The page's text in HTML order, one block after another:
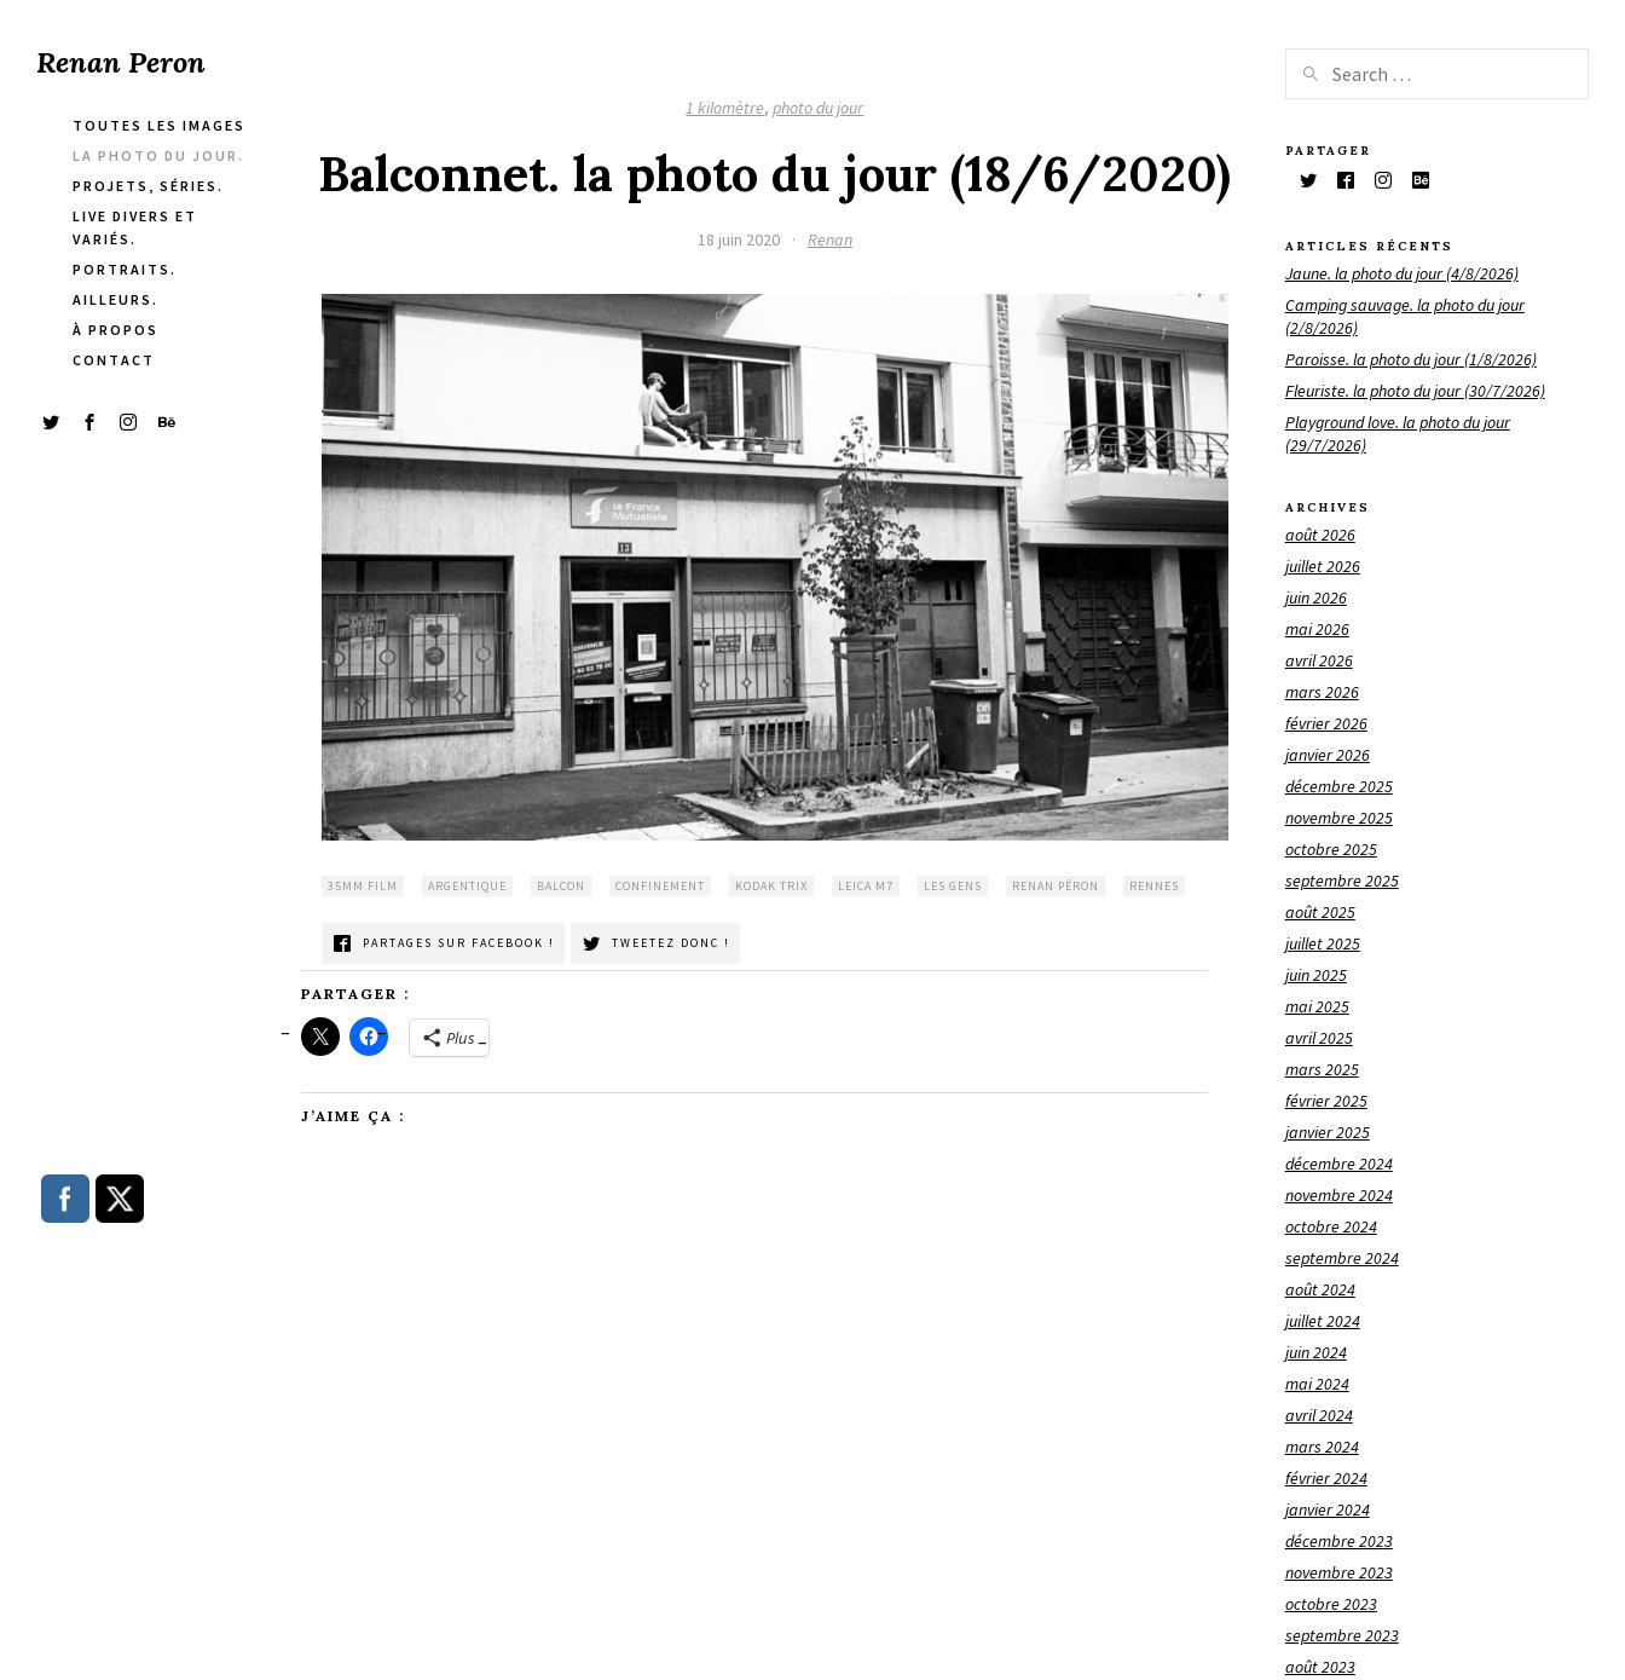
Renan Peron
TOUTES LES IMAGES
LA PHOTO DU JOUR.
PROJETS, SÉRIES.
LIVE DIVERS ET
VARIÉS.
PORTRAITS.
AILLEURS.
À PROPOS
CONTACT
1 kilomètre,photo du jour
Balconnet. la photo du jour (18/6/2020)
18 juin 2020 · Renan
35MM FILM ARGENTIQUE BALCON CONFINEMENT KODAK TRIX LEICA M7 LES GENS RENAN PÉRON RENNES
PARTAGES SUR FACEBOOK ! TWEETEZ DONC !
PARTAGER :
Plus
J’AIME ÇA :
PARTAGER
ARTICLES RÉCENTS
Jaune. la photo du jour (4/8/2026)
Camping sauvage. la photo du jour
(2/8/2026)
Paroisse. la photo du jour (1/8/2026)
Fleuriste. la photo du jour (30/7/2026)
Playground love. la photo du jour
(29/7/2026)
ARCHIVES
août 2026
juillet 2026
juin 2026
mai 2026
avril 2026
mars 2026
février 2026
janvier 2026
décembre 2025
novembre 2025
octobre 2025
septembre 2025
août 2025
juillet 2025
juin 2025
mai 2025
avril 2025
mars 2025
février 2025
janvier 2025
décembre 2024
novembre 2024
octobre 2024
septembre 2024
août 2024
juillet 2024
juin 2024
mai 2024
avril 2024
mars 2024
février 2024
janvier 2024
décembre 2023
novembre 2023
octobre 2023
septembre 2023
août 2023